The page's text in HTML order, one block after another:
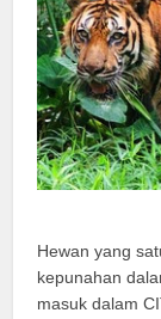
Hewan yang
kepunahan
masuk dalam